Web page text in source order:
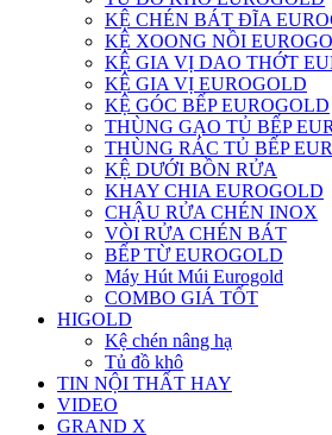
KỆ CHÉN BÁT ĐĨA
KỆ XOONG NỒI
KỆ GIA VỊ DAO THỚT
KỆ GIA VỊ EUROGOLD
KỆ GÓC BẾP EUROGOLD
THÙNG GẠO TỦ BẾP
THÙNG RÁC TỦ BẾP
KỆ DƯỚI BỒN RỬA
KHAY CHIA EUROGOLD
CHẬU RỬA CHÉN INOX
VÒI RỬA CHÉN BÁT
BẾP TỪ EUROGOLD
Máy Hút Múi Eurogold
COMBO GIÁ TỐT
HIGOLD
Kệ chén nâng hạ
Tủ đồ khô
TIN NỘI THẤT HAY
VIDEO
GRAND X